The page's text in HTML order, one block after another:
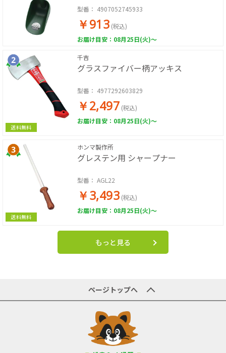
型番： 4907052745933
￥913 (税込)
お届け目安：08月25日(火)～
送料無料
千吉
グラスファイバー柄アッキス
型番： 4977292603829
￥2,497 (税込)
お届け目安：08月25日(火)～
送料無料
ホンマ製作所
グレステン用 シャープナー
型番： AGL22
￥3,493 (税込)
お届け目安：08月25日(火)～
もっと見る
ページトップへ